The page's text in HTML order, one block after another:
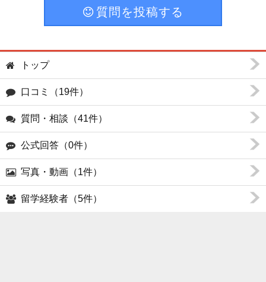
質問を投稿する
トップ
口コミ（19件）
質問・相談（41件）
公式回答（0件）
写真・動画（1件）
留学経験者（5件）